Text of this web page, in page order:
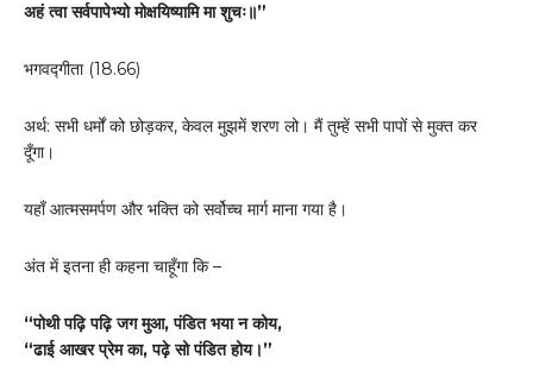
अहं त्वा सर्वपापेभ्यो मोक्षयिष्यामि मा शुचः॥”
भगवद्गीता (18.66)
अर्थ: सभी धर्मों को छोड़कर, केवल मुझमें शरण लो। मैं तुम्हें सभी पापों से मुक्त कर
दूँगा।
यहाँ आत्मसमर्पण और भक्ति को सर्वोच्च मार्ग माना गया है।
अंत में इतना ही कहना चाहूँगा कि –
“पोथी पढ़ि पढ़ि जग मुआ, पंडित भया न कोय,
“ढाई आखर प्रेम का, पढ़े सो पंडित होय।”